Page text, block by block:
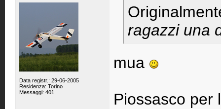
Data registr.: 29-06-2005
Residenza: Torino
Messaggi: 401
ragazzi una
mua
Piossasco per